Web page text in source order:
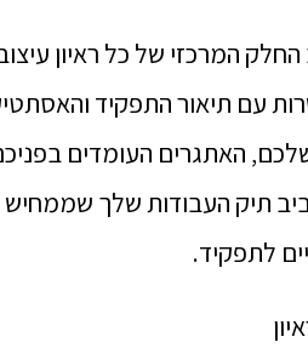
המרכזי של כל ראיון
עם תיאור התפקיד
האתגרים העומדים
תיק העבודות שלך
לתפקיד.